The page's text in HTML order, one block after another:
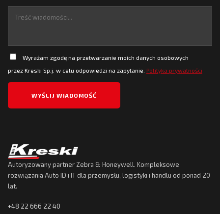
Wyrażam zgodę na przetwarzanie moich danych osobowych
przez Kreski Sp.j. w celu odpowiedzi na zapytanie. Polityka prywatności
Autoryzowany partner Zebra & Honeywell. Kompleksowe
rozwiązania Auto ID i IT dla przemysłu, logistyki i handlu od ponad 20
lat.
+48 22 666 22 40